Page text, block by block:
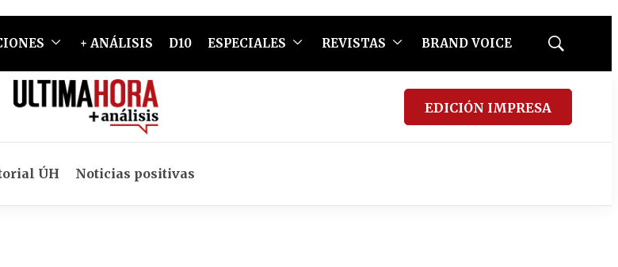
+ ANÁLISIS D10 ESPECIALES REVISTAS BRAND VOICE
Mostrar
EDICIÓN IMPRESA
ÚH Noticias positivas